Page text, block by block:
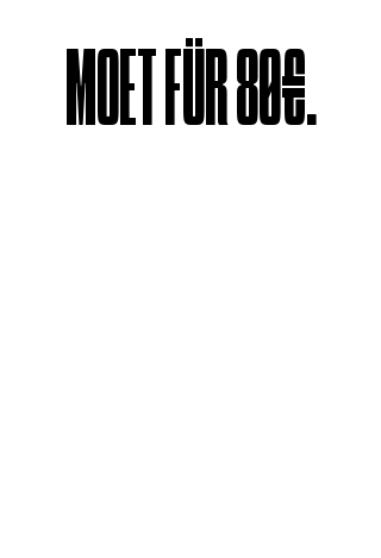
MOET FÜR 80€.